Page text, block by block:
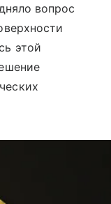
вопрос
этой